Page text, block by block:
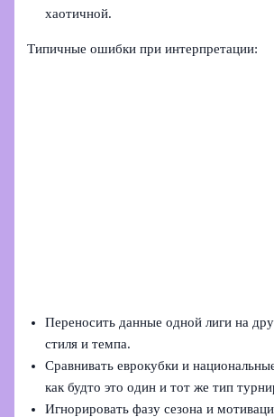
хаотичной.
Типичные ошибки при интерпретации:
Переносить данные одной лиги на
стиля и темпа.
Сравнивать еврокубки и
как будто это один и тот же тип
Игнорировать фазу сезона и